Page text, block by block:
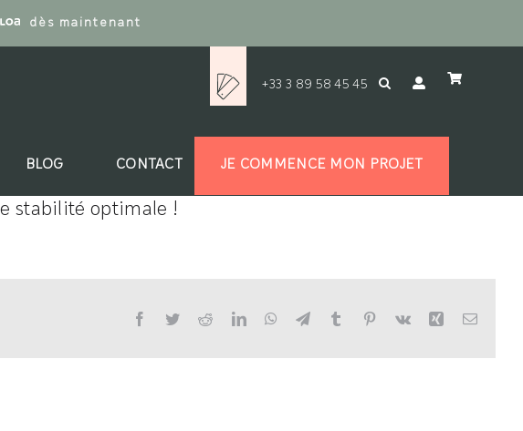
dès maintenant
+33 3 89 58 45 45
BLOG CONTACT JE COMMENCE MON PROJET
stabilité optimale !
Facebook
TwitterRedditLinkedInWhatsApp
TelegramTumblr Pinterest
Vk XingEmail